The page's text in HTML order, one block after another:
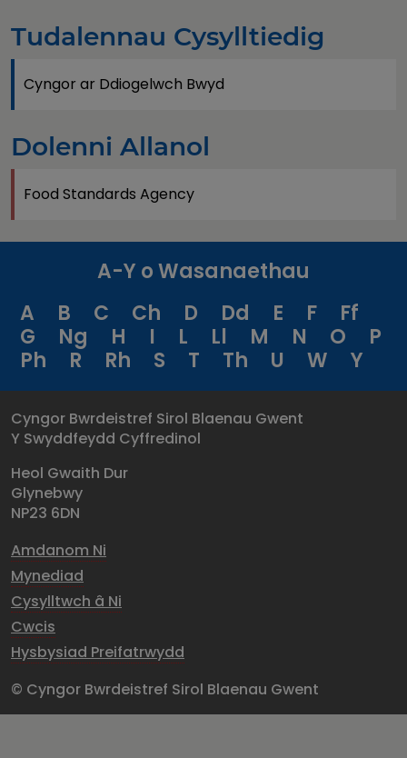
Tudalennau Cysylltiedig
Cyngor ar Ddiogelwch Bwyd
Dolenni Allanol
Food Standards Agency
A-Y o Wasanaethau
A
B C Ch D Dd E F
Ff
G
Ng H I L Ll M N O
P
Ph
R Rh S T Th U W Y
Cyngor Bwrdeistref Sirol Blaenau Gwent
Y Swyddfeydd Cyffredinol
Heol Gwaith Dur
Glynebwy
NP23 6DN
Amdanom Ni
Mynediad
Cysylltwch â Ni
Cwcis
Hysbysiad Preifatrwydd
© Cyngor Bwrdeistref Sirol Blaenau Gwent